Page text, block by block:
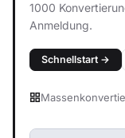
1000
Anmeldung.
Schnellstart →